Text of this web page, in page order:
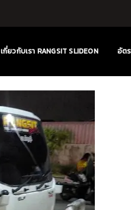
เกี่ยวกับเรา RANGSIT SLIDEON อัต